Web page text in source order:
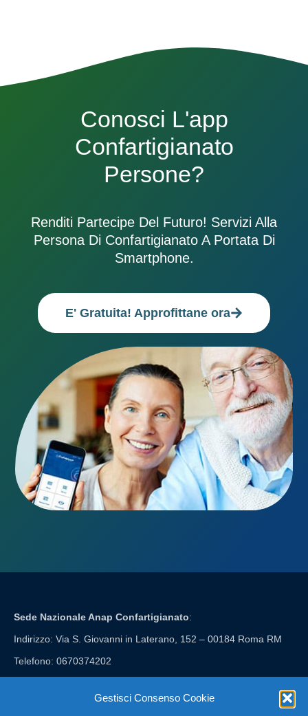
Gestisci Consenso Cookie
Conosci L'app
Confartigianato
Persone?
Renditi Partecipe Del Futuro! Servizi Alla
Persona Di Confartigianato A Portata Di
Smartphone.
E' Gratuita! Approfittane ora
Sede Nazionale Anap Confartigianato:
Indirizzo: Via S. Giovanni in Laterano, 152 – 00184 Roma RM
Telefono: 0670374202